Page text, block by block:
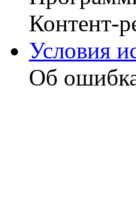
Контент-
Условия
Об